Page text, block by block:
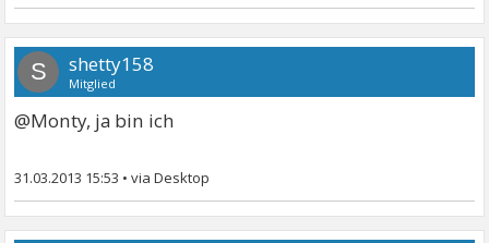
S shetty158
Mitglied
@Monty, ja bin ich
31.03.2013 15:53 •